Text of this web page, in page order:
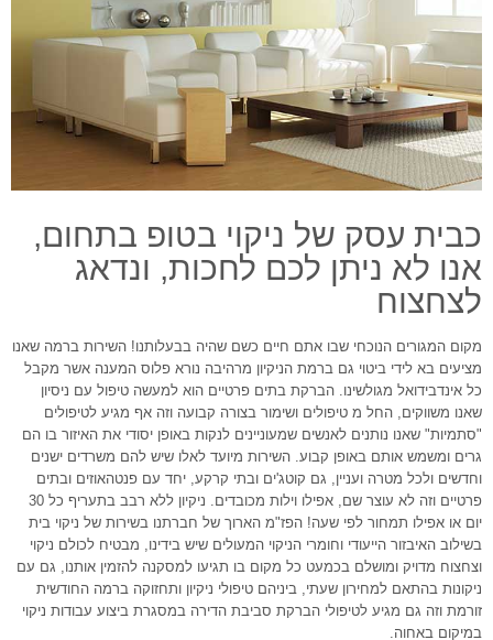
כבית עסק של ניקוי בטופ בתחום,
אנו לא ניתן לכם לחכות, ונדאג
לצחצוח
מקום המגורים הנוכחי שבו אתם חיים כשם שהיה בבעלותנו! השירות ברמה שאנו
מציעים בא לידי ביטוי גם ברמת הניקיון מרהיבה נורא פלוס המענה אשר מקבל
כל אינדבידואל מגולשינו. הברקת בתים פרטיים הוא למעשה טיפול עם ניסיון
שאנו משווקים, החל מ טיפולים ושימור בצורה קבועה וזה אף מגיע לטיפולים
"סתמיות" שאנו נותנים לאנשים שמעוניינים לנקות באופן יסודי את האיזור בו הם
גרים ומשמש אותם באופן קבוע. השירות מיועד לאלו שיש להם משרדים ישנים
וחדשים ולכל מטרה ועניין, גם קוטג'ים ובתי קרקע, יחד עם פנטהאוזים ובתים
פרטיים וזה לא עוצר שם, אפילו וילות מכובדים. ניקיון ללא רבב בתעריף כל 30
יום או אפילו תמחור לפי שעה! הפז"מ הארוך של חברתנו בשירות של ניקוי בית
בשילוב האיבזור הייעודי וחומרי הניקוי המעולים שיש בידינו, מבטיח לכולם ניקוי
וצחצוח מדויק ומושלם בכמעט כל מקום בו תגיעו למסקנה להזמין אותנו, גם עם
ניקונות בהתאם למחירון שעתי, ביניהם טיפולי ניקיון ותחזוקה ברמה החודשית
זורמת וזה גם מגיע לטיפולי הברקת סביבת הדירה במסגרת ביצוע עבודות ניקוי
במיקום באחוה.